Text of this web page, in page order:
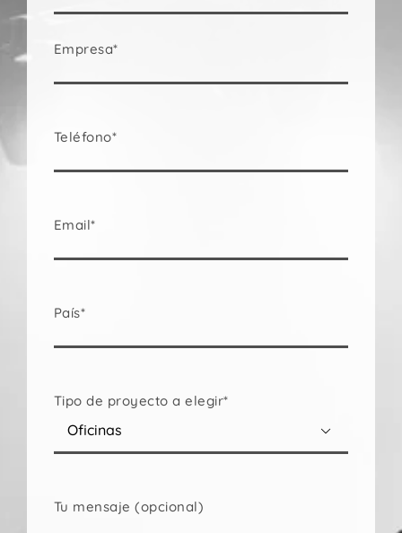
Empresa*
Teléfono*
Email*
País*
Tipo de proyecto a elegir*

Tu mensaje (opcional)